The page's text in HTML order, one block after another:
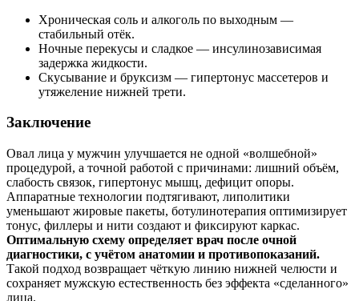
Хроническая соль и алкоголь по выходным —
стабильный отёк.
Ночные перекусы и сладкое — инсулинозависимая
задержка жидкости.
Скусывание и бруксизм — гипертонус массетеров и
утяжеление нижней трети.
Заключение
Овал лица у мужчин улучшается не одной «волшебной»
процедурой, а точной работой с причинами: лишний объём,
слабость связок, гипертонус мышц, дефицит опоры.
Аппаратные технологии подтягивают, липолитики
уменьшают жировые пакеты, ботулинотерапия оптимизирует
тонус, филлеры и нити создают и фиксируют каркас.
Оптимальную схему определяет врач после очной
диагностики, с учётом анатомии и противопоказаний.
Такой подход возвращает чёткую линию нижней челюсти и
сохраняет мужскую естественность без эффекта «сделанного»
лица.